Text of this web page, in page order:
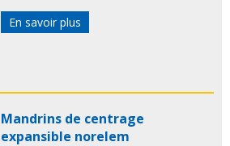
En savoir plus
Mandrins de centrage
expansible norelem